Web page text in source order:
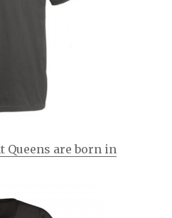
are born in